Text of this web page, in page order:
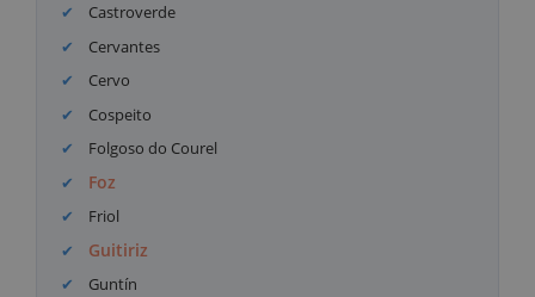
Castroverde
Cervantes
Cervo
Cospeito
Folgoso do Courel
Foz
Friol
Guitiriz
Guntín